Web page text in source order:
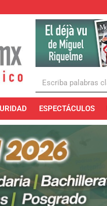
ESPECTÁCULOS